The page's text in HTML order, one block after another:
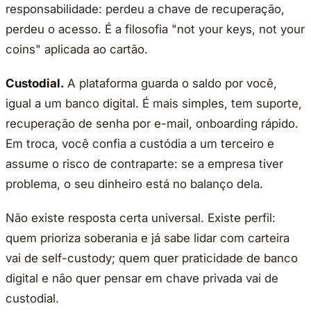
responsabilidade: perdeu a chave de recuperação,
perdeu o acesso. É a filosofia "not your keys, not your
coins" aplicada ao cartão.
Custodial. A plataforma guarda o saldo por você,
igual a um banco digital. É mais simples, tem suporte,
recuperação de senha por e-mail, onboarding rápido.
Em troca, você confia a custódia a um terceiro e
assume o risco de contraparte: se a empresa tiver
problema, o seu dinheiro está no balanço dela.
Não existe resposta certa universal. Existe perfil:
quem prioriza soberania e já sabe lidar com carteira
vai de self-custody; quem quer praticidade de banco
digital e não quer pensar em chave privada vai de
custodial.